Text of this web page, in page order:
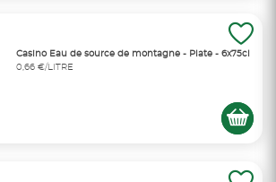
Casino Eau de source de montagne - Plate - 6x75cl
0,66 €/LITRE